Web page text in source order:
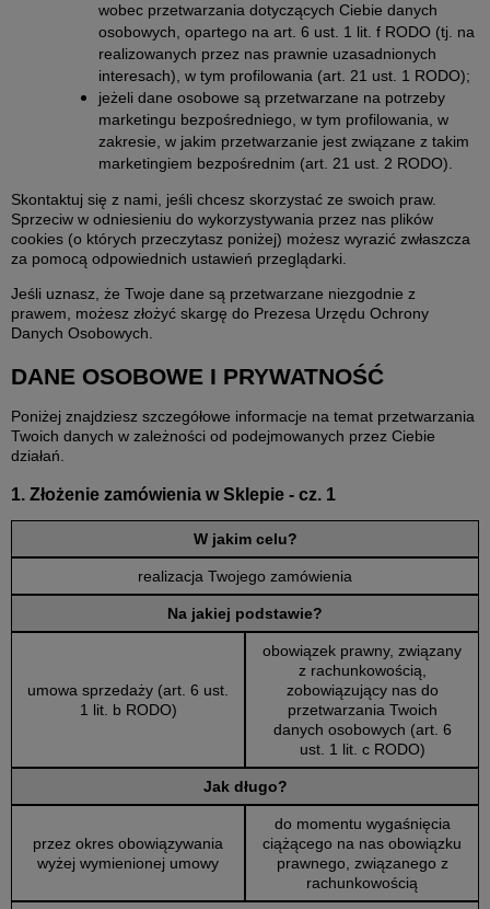
wobec przetwarzania dotyczących Ciebie danych
osobowych, opartego na art. 6 ust. 1 lit. f RODO (tj. na
realizowanych przez nas prawnie uzasadnionych
interesach), w tym profilowania (art. 21 ust. 1 RODO);
jeżeli dane osobowe są przetwarzane na potrzeby
marketingu bezpośredniego, w tym profilowania, w
zakresie, w jakim przetwarzanie jest związane z takim
marketingiem bezpośrednim (art. 21 ust. 2 RODO).
Skontaktuj się z nami, jeśli chcesz skorzystać ze swoich praw.
Sprzeciw w odniesieniu do wykorzystywania przez nas plików
cookies (o których przeczytasz poniżej) możesz wyrazić zwłaszcza
za pomocą odpowiednich ustawień przeglądarki.
Jeśli uznasz, że Twoje dane są przetwarzane niezgodnie z
prawem, możesz złożyć skargę do Prezesa Urzędu Ochrony
Danych Osobowych.
DANE OSOBOWE I PRYWATNOŚĆ
Poniżej znajdziesz szczegółowe informacje na temat przetwarzania
Twoich danych w zależności od podejmowanych przez Ciebie
działań.
1. Złożenie zamówienia w Sklepie - cz. 1
W jakim celu?
realizacja Twojego zamówienia
Na jakiej podstawie?
umowa sprzedaży (art. 6 ust.
1 lit. b RODO)
obowiązek prawny, związany
z rachunkowością,
zobowiązujący nas do
przetwarzania Twoich
danych osobowych (art. 6
ust. 1 lit. c RODO)
Jak długo?
przez okres obowiązywania
wyżej wymienionej umowy
do momentu wygaśnięcia
ciążącego na nas obowiązku
prawnego, związanego z
rachunkowością